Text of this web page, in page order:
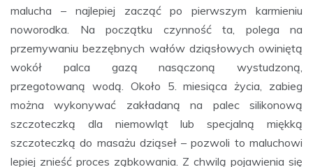
malucha – najlepiej zacząć po pierwszym karmieniu
noworodka. Na początku czynność ta, polega na
przemywaniu bezzębnych wałów dziąsłowych owiniętą
wokół palca gazą nasączoną wystudzoną,
przegotowaną wodą. Około 5. miesiąca życia, zabieg
można wykonywać zakładaną na palec silikonową
szczoteczką dla niemowląt lub specjalną miękką
szczoteczką do masażu dziąseł – pozwoli to maluchowi
lepiej znieść proces ząbkowania. Z chwilą pojawienia się